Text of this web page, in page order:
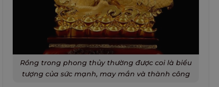
Rồng trong phong thủy thường được coi là biểu
tượng của sức mạnh, may mắn và thành công